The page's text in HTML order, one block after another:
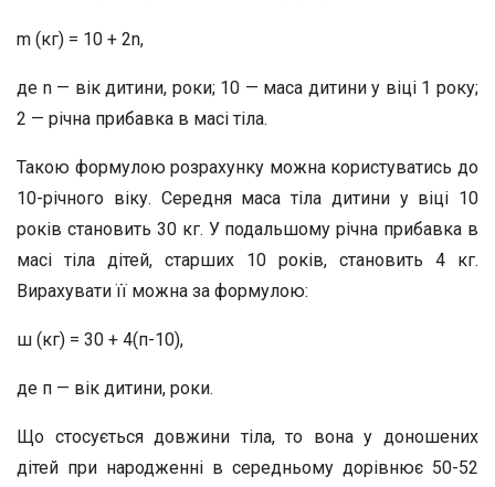
m (кг) = 10 + 2n,
де n — вік дитини, роки; 10 — маса дитини у віці 1 року;
2 — річна прибавка в масі тіла.
Такою формулою розрахунку можна користуватись до
10-річного віку. Середня маса тіла дитини у віці 10
років становить 30 кг. У подальшому річна прибавка в
масі тіла дітей, старших 10 років, становить 4 кг.
Вирахувати її можна за формулою:
ш (кг) = 30 + 4(п-10),
де п — вік дитини, роки.
Що стосується довжини тіла, то вона у доношених
дітей при народженні в середньому дорівнює 50-52